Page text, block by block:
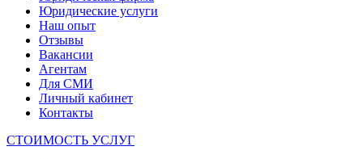
Юридические услуги
Наш опыт
Отзывы
Вакансии
Агентам
Для СМИ
Личный кабинет
Контакты
СТОИМОСТЬ УСЛУГ